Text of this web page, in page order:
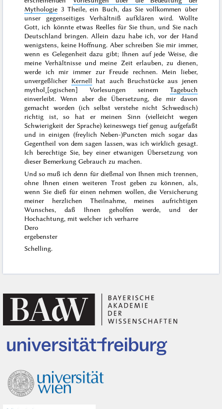
Mythologie 3 Theile, ein Buch, das Sie vollkommen über
unser gegenseitiges Verhältniß aufklären wird. Wollte
Gott, ich könnte etwas Reelles für Sie thun, und Sie nach
Deutschland bringen. Allein dazu habe ich, vor der Hand
wenigstens, keine Hoffnung. Aber schreiben Sie mir immer,
wenn es Gelegenheit dazu gibt; Ihnen auf jede Weise, die
meine Verhältnisse und meine Zeit erlauben, zu dienen,
werde ich mir immer zur Freude rechnen. Mein lieber,
unvergeßlicher Kernell hat auch Bruchstücke aus jenen
mythol˖[ogischen] Vorlesungen seinem Tagebuch
einverleibt. Wenn aber die Übersetzung, die mir davon
gemacht worden (ich selbst verstehe nicht Schwedisch)
richtig ist, so hat er meinen Sinn (vielleicht wegen
Schwierigkeit der Sprache) keineswegs tief genug aufgefaßt
und in einigen (freylich Neben-)Puncten mich sogar das
Gegentheil von dem sagen lassen, was ich wirklich gesagt.
Ich berechtige Sie, bey einer etwanigen Übersetzung von
dieser Bemerkung Gebrauch zu machen.
Und so muß ich denn für dießmal von Ihnen mich trennen,
ohne Ihnen einen weiteren Trost geben zu können, als,
wenn Sie dieß für einen nehmen wollen, die Versicherung
meiner herzlichen Theilnahme, meines aufrichtigen
Wunsches, daß Ihnen geholfen werde, und der
Hochachtung, mit welcher ich verharre
Dero
ergebenster
Schelling.